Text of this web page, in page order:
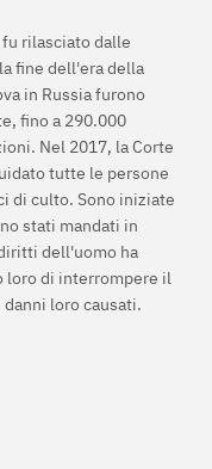
rilasciato dalle
fine dell'era della
in Russia furono
fino a 290.000
Nel 2017, la Corte
tutte le persone
di culto. Sono iniziate
stati mandati in
dell'uomo ha
loro di interrompere il
loro causati.